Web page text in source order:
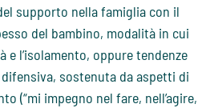
supporto nella famiglia con il
del bambino, modalità in cui
e l’isolamento, oppure tendenze
sostenuta da aspetti di
(“mi impegno nel fare, nell’agire,